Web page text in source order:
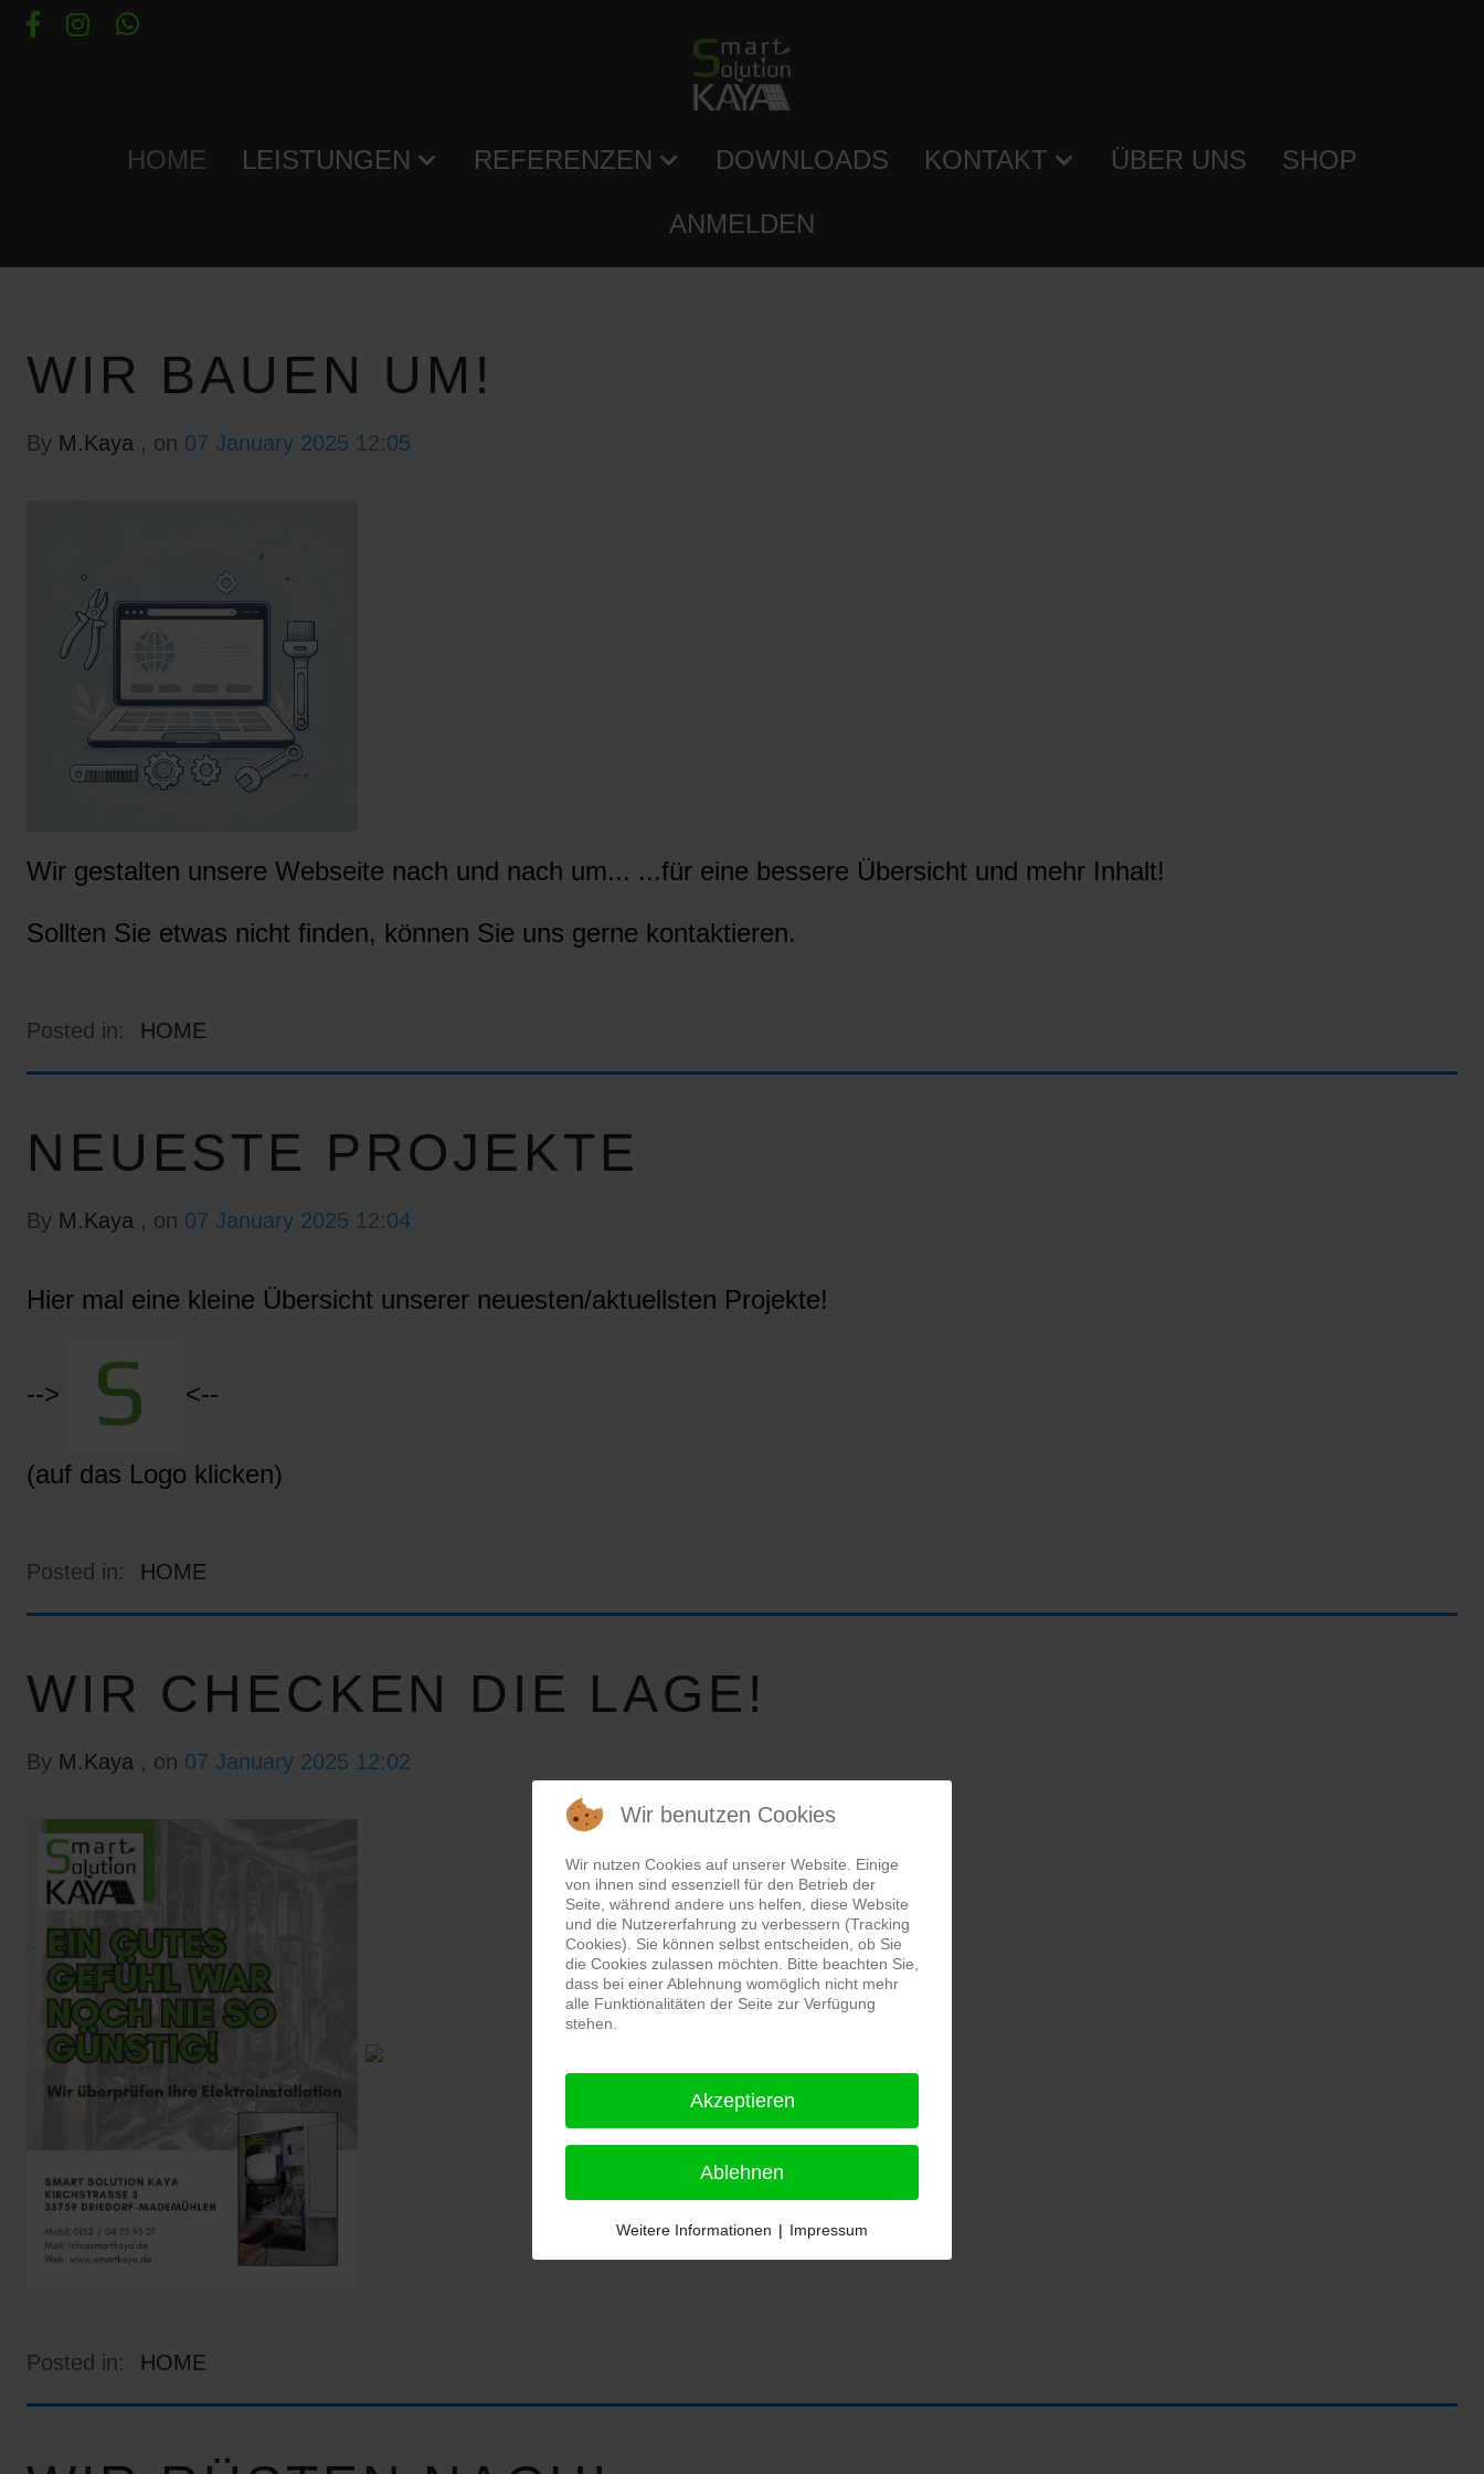
HOME LEISTUNGEN REFERENZEN DOWNLOADS KONTAKT ÜBER UNS SHOP
ANMELDEN
WIR BAUEN UM!
By M.Kaya , on 07 January 2025 12:05
Wir gestalten unsere Webseite nach und nach um... ...für eine bessere Übersicht und mehr Inhalt!
Sollten Sie etwas nicht finden, können Sie uns gerne kontaktieren.
Posted in: HOME
NEUESTE PROJEKTE
By M.Kaya , on 07 January 2025 12:04
Hier mal eine kleine Übersicht unserer neuesten/aktuellsten Projekte!
--> <--
(auf das Logo klicken)
Posted in: HOME
WIR CHECKEN DIE LAGE!
By M.Kaya , on 07 January 2025 12:02
Posted in: HOME
Wir benutzen Cookies
Wir nutzen Cookies auf unserer Website. Einige
von ihnen sind essenziell für den Betrieb der
Seite, während andere uns helfen, diese Website
und die Nutzererfahrung zu verbessern (Tracking
Cookies). Sie können selbst entscheiden, ob Sie
die Cookies zulassen möchten. Bitte beachten Sie,
dass bei einer Ablehnung womöglich nicht mehr
alle Funktionalitäten der Seite zur Verfügung
stehen.
Akzeptieren
Ablehnen
Weitere Informationen | Impressum